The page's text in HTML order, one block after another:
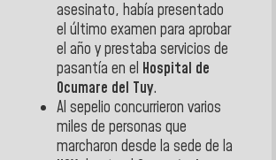
asesinato, había presentado
el último examen para aprobar
el año y prestaba servicios de
pasantía en el Hospital de
Ocumare del Tuy.
Al sepelio concurrieron varios
miles de personas que
marcharon desde la sede de la